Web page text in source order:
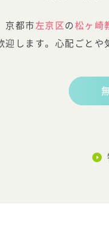
京都市 左京区 の 松ヶ崎
迎します。心配ごと